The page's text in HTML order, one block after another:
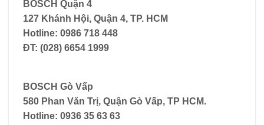
BOSCH Quận 4
127 Khánh Hội, Quận 4, TP. HCM
Hotline: 0986 718 448
ĐT: (028) 6654 1999
BOSCH Gò Vấp
580 Phan Văn Trị, Quận Gò Vấp, TP HCM.
Hotline: 0936 35 63 63